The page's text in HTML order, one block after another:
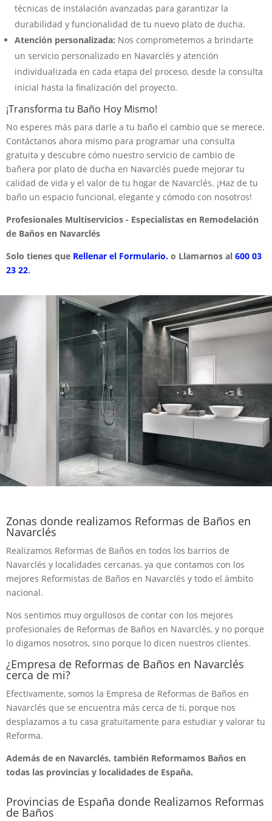
técnicas de instalación avanzadas para garantizar la
durabilidad y funcionalidad de tu nuevo plato de ducha.
Atención personalizada: Nos comprometemos a brindarte
un servicio personalizado en Navarclés y atención
individualizada en cada etapa del proceso, desde la consulta
inicial hasta la finalización del proyecto.
¡Transforma tu Baño Hoy Mismo!
No esperes más para darle a tu baño el cambio que se merece.
Contáctanos ahora mismo para programar una consulta
gratuita y descubre cómo nuestro servicio de cambio de
bañera por plato de ducha en Navarclés puede mejorar tu
calidad de vida y el valor de tu hogar de Navarclés. ¡Haz de tu
baño un espacio funcional, elegante y cómodo con nosotros!
Profesionales Multiservicios - Especialistas en Remodelación
de Baños en Navarclés
Solo tienes que Rellenar el Formulario. o Llamarnos al 600 03
23 22.
Zonas donde realizamos Reformas de Baños en
Navarclés
Realizamos Reformas de Baños en todos los barrios de
Navarclés y localidades cercanas, ya que contamos con los
mejores Reformistas de Baños en Navarclés y todo el ámbito
nacional.
Nos sentimos muy orgullosos de contar con los mejores
profesionales de Reformas de Baños en Navarclés, y no porque
lo digamos nosotros, sino porque lo dicen nuestros clientes.
¿Empresa de Reformas de Baños en Navarclés
cerca de mi?
Efectivamente, somos la Empresa de Reformas de Baños en
Navarclés que se encuentra más cerca de ti, porque nos
desplazamos a tu casa gratuitamente para estudiar y valorar tu
Reforma.
Además de en Navarclés, también Reformamos Baños en
todas las provincias y localidades de España.
Provincias de España donde Realizamos Reformas
de Baños